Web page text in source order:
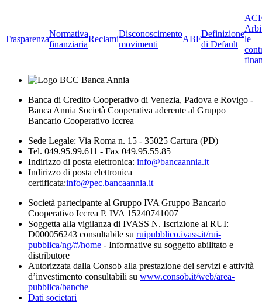
Trasparenza
Normativa
finanziaria
Reclami
Disconoscimento
movimenti
ABF
Definizione
di Default
le
Banca di Credito Cooperativo di Venezia, Padova e Rovigo -
Banca Annia Società Cooperativa aderente al Gruppo
Bancario Cooperativo Iccrea
Sede Legale: Via Roma n. 15 - 35025 Cartura (PD)
Tel. 049.95.99.611 - Fax 049.95.55.85
Indirizzo di posta elettronica: info@bancaannia.it
Indirizzo di posta elettronica
certificata:info@pec.bancaannia.it
Società partecipante al Gruppo IVA Gruppo Bancario
Cooperativo Iccrea P. IVA 15240741007
Soggetta alla vigilanza di IVASS N. Iscrizione al RUI:
D000056243 consultabile su ruipubblico.ivass.it/rui-
pubblica/ng/#/home - Informative su soggetto abilitato e
distributore
Autorizzata dalla Consob alla prestazione dei servizi e attività
d’investimento consultabili su www.consob.it/web/area-
pubblica/banche
Dati societari